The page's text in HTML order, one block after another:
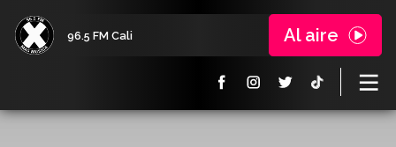
96.5 FM Cali Al aire